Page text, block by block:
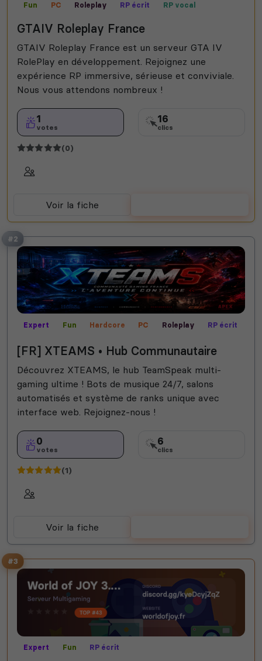
Fun PC Roleplay RP écrit RP vocal
GTAIV Roleplay France
GTAIV Roleplay France est un serveur GTA IV
RolePlay en développement. Rejoignez une
expérience RP immersive, sérieuse et conviviale.
Nous vous attendons nombreux !
1
votes
16
clics
(0)
Voir la fiche
#2
Expert Fun Hardcore PC Roleplay
RP écrit
[FR] XTEAMS • Hub Communautaire
Découvrez XTEAMS, le hub TeamSpeak multi-
gaming ultime ! Bots de musique 24/7, salons
automatisés et système de ranks unique avec
interface web. Rejoignez-nous !
0
votes
6
clics
(1)
Voir la fiche
#3
Expert Fun RP écrit